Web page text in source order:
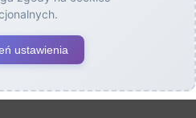
ustawienia